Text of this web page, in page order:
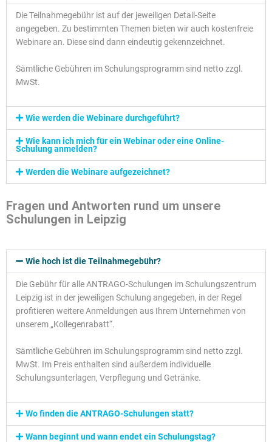
Die Teilnahmegebühr ist auf der jeweiligen Detail-Seite
angegeben. Zu bestimmten Themen bieten wir auch kostenfreie
Webinare an. Diese sind dann eindeutig gekennzeichnet.
Sämtliche Gebühren im Schulungsprogramm sind netto zzgl.
MwSt.
Wie werden die Webinare durchgeführt?
Wie kann ich mich für ein Webinar oder eine Online-
Schulung anmelden?
Werden die Webinare aufgezeichnet?
Fragen und Antworten rund um unsere
Schulungen in Leipzig
Wie hoch ist die Teilnahmegebühr?
Die Gebühr für alle ANTRAGO-Schulungen im Schulungszentrum
Leipzig ist in der jeweiligen Schulung angegeben, in der Regel
profitieren weitere Anmeldungen aus Ihrem Unternehmen von
unserem „Kollegenrabatt“.
Sämtliche Gebühren im Schulungsprogramm sind netto zzgl.
MwSt. Im Preis enthalten sind außerdem individuelle
Schulungsunterlagen, Verpflegung und Getränke.
Wo finden die ANTRAGO-Schulungen statt?
Wann beginnt und wann endet ein Schulungstag?